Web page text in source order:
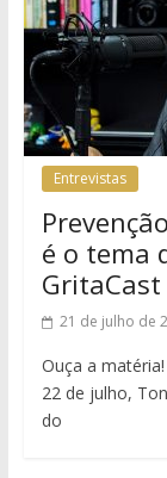
Entrevistas
é o tema
GritaCast
21 de julho de
Ouça a
22 de julho,
do